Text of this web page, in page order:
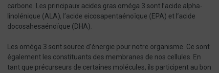
carbone. Les principaux acides gras oméga 3 sont l’acide alpha-
linolénique (ALA), l’acide eicosapentaénoïque (EPA) et l’acide
docosahesaénoïque (DHA).
Les oméga 3 sont source d’énergie pour notre organisme. Ce sont
également les constituants des membranes de nos cellules. En
tant que précurseurs de certaines molécules, ils participent au bon